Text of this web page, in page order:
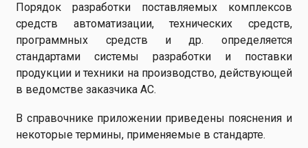
Порядок разработки поставляемых комплексов
средств автоматизации, технических средств,
программных средств и др. определяется
стандартами системы разработки и поставки
продукции и техники на производство, действующей
в ведомстве заказчика АС.
В справочнике приложении приведены пояснения и
некоторые термины, применяемые в стандарте.